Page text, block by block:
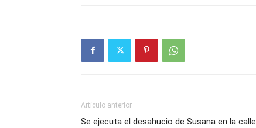
Artículo anterior
Se ejecuta el desahucio de Susana en la calle